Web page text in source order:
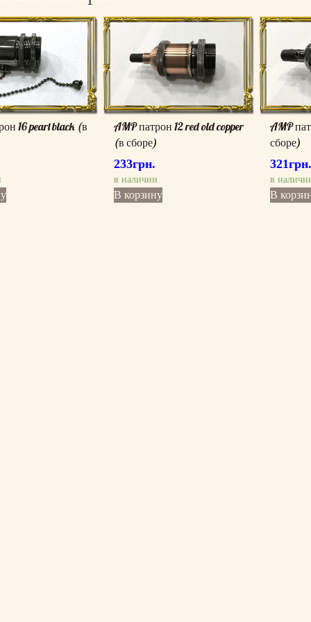
16 pearl black (в
AMP патрон 12 red old copper
(в сборе)
233грн.
в наличии
В корзину
AMP
сборе)
321грн.
в
В